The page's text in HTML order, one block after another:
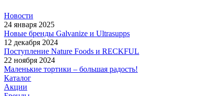
Новости
24 января 2025
Новые бренды Galvanize и Ultrasupps
12 декабря 2024
Поступление Nature Foods и RECKFUL
22 ноября 2024
Маленькие тортики – большая радость!
Каталог
Акции